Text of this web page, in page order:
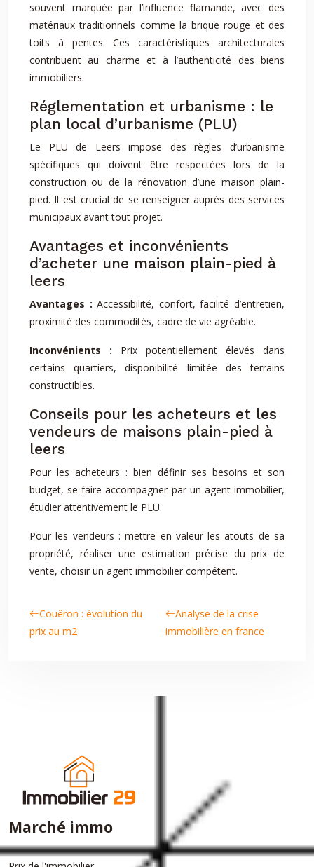
souvent marquée par l’influence flamande, avec des
matériaux traditionnels comme la brique rouge et des
toits à pentes. Ces caractéristiques architecturales
contribuent au charme et à l’authenticité des biens
immobiliers.
Réglementation et urbanisme : le
plan local d’urbanisme (PLU)
Le PLU de Leers impose des règles d’urbanisme
spécifiques qui doivent être respectées lors de la
construction ou de la rénovation d’une maison plain-
pied. Il est crucial de se renseigner auprès des services
municipaux avant tout projet.
Avantages et inconvénients
d’acheter une maison plain-pied à
leers
Avantages :Accessibilité, confort, facilité d’entretien,
proximité des commodités, cadre de vie agréable.
Inconvénients : Prix potentiellement élevés dans
certains quartiers, disponibilité limitée des terrains
constructibles.
Conseils pour les acheteurs et les
vendeurs de maisons plain-pied à
leers
Pour les acheteurs : bien définir ses besoins et son
budget, se faire accompagner par un agent immobilier,
étudier attentivement le PLU.
Pour les vendeurs : mettre en valeur les atouts de sa
propriété, réaliser une estimation précise du prix de
vente, choisir un agent immobilier compétent.
Couëron : évolution du
prix au m2
Analyse de la crise
immobilière en france
Marché immo